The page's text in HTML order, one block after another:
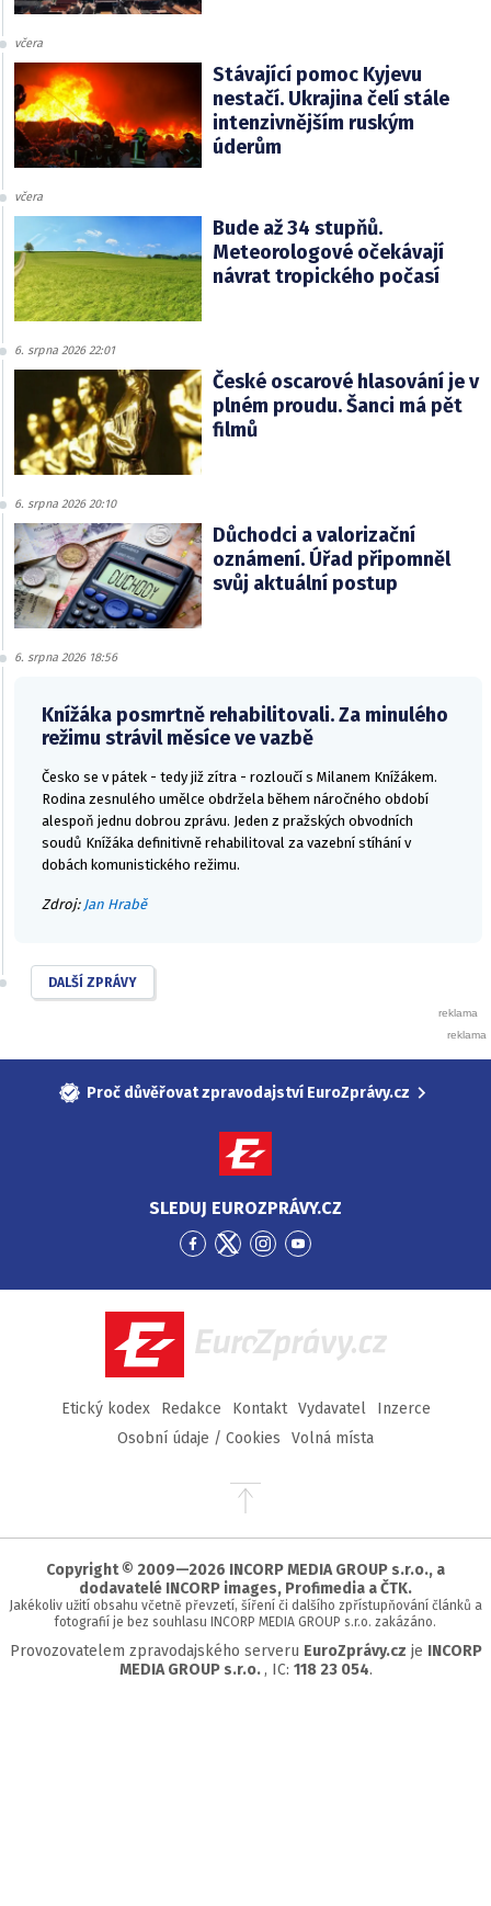
včera
Stávající pomoc Kyjevu
nestačí. Ukrajina čelí stále
intenzivnějším ruským
úderům
včera
Bude až 34 stupňů.
Meteorologové očekávají
návrat tropického počasí
6. srpna 2026 22:01
České oscarové hlasování je v
plném proudu. Šanci má pět
filmů
6. srpna 2026 20:10
Důchodci a valorizační
oznámení. Úřad připomněl
svůj aktuální postup
6. srpna 2026 18:56
Knížáka posmrtně rehabilitovali. Za minulého
režimu strávil měsíce ve vazbě
Česko se v pátek - tedy již zítra - rozloučí s Milanem Knížákem.
Rodina zesnulého umělce obdržela během náročného období
alespoň jednu dobrou zprávu. Jeden z pražských obvodních
soudů Knížáka definitivně rehabilitoval za vazební stíhání v
dobách komunistického režimu.
Zdroj: Jan Hrabě
DALŠÍ ZPRÁVY
Proč důvěřovat zpravodajství EuroZprávy.cz
SLEDUJ EUROZPRÁVY.CZ
Přejít
Facebook
Přejít
Twitter
Přejít
Instagram
Přejít
YouTube
EuroZprávy.cz
Etický kodex Redakce Kontakt Vydavatel
Inzerce
Osobní údaje / Cookies
Volná místa
Přejít
stránky
Copyright © 2009—2026 INCORP MEDIA GROUP s.r.o., a
dodavatelé INCORP images, Profimedia a ČTK.
Jakékoliv užití obsahu včetně převzetí, šíření či dalšího zpřístupňování článků a
fotografií je bez souhlasu INCORP MEDIA GROUP s.r.o. zakázáno.
Provozovatelem zpravodajského serveru EuroZprávy.cz je INCORP
MEDIA GROUP s.r.o. , IC: 118 23 054.